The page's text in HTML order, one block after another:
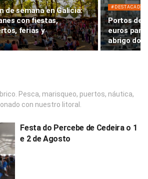
de semana en Galicia:
con fiestas,
ferias y
#DESTACADO
Portos de
euros
abrigo do
Pesca, marisqueo, puertos, náutica,
con nuestro litoral.
Festa do Percebe de Cedeira o 1
e 2 de Agosto